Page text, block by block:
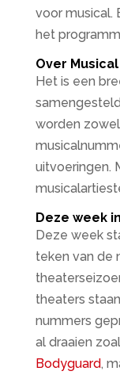
voor musical.
het
Over
Het is een
worden
uitvoeringen.
Deze week
Deze week
teken van de
theaters
nummers
al draaien
Bodyguard,